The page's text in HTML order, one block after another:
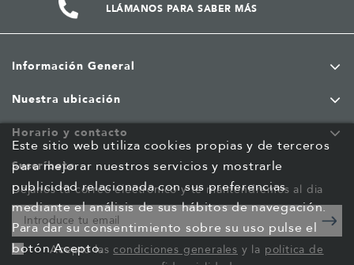
LLÁMANOS PARA SABER MÁS
Información General
Nuestra ubicación
Horario y contacto
Suscríbete
Déjanos tu correo electrónico y te mantendremos al dia
Acepto lascondiciones generales y la política de
Este sitio web utiliza cookies propias y de terceros
para mejorar nuestros servicios y mostrarle
publicidad relacionada con sus preferencias
mediante el análisis de sus hábitos de navegación.
Para dar su consentimiento sobre su uso pulse el
botón Acepto.